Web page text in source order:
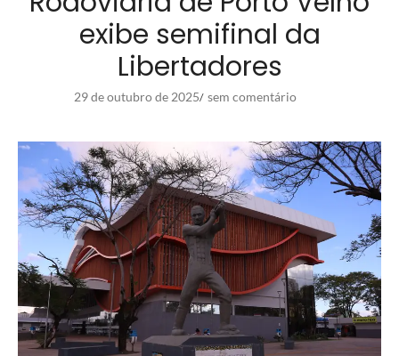
exibe semifinal da
Libertadores
29 de outubro de 2025/ sem comentário